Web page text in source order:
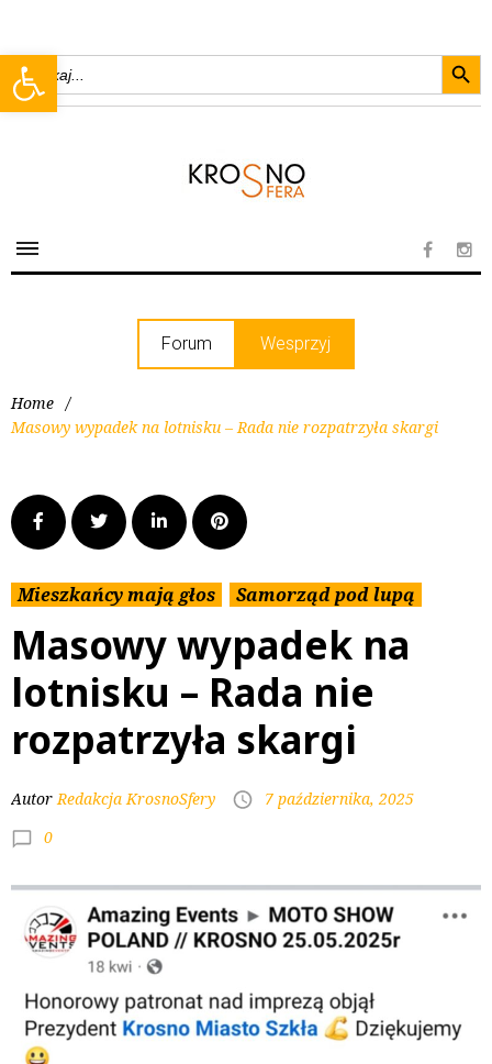
Open toolbar
Search
for:
Forum Wesprzyj
Home /
Masowy wypadek na lotnisku – Rada nie rozpatrzyła skargi
Mieszkańcy mają głos Samorząd pod lupą
Masowy wypadek na
lotnisku – Rada nie
rozpatrzyła skargi
AutorRedakcja KrosnoSfery
7 października, 2025
0